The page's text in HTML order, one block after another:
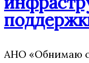
АНО «Обнимаю